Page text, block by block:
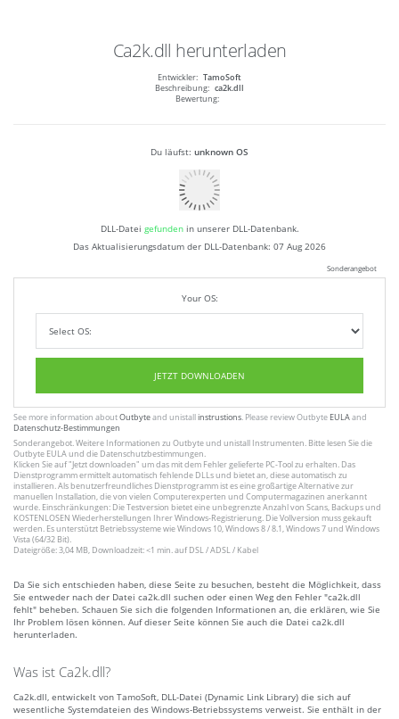
Ca2k.dll herunterladen
Entwickler: TamoSoft
Beschreibung: ca2k.dll
Bewertung:
Du läufst: unknown OS
DLL-Datei gefunden in unserer DLL-Datenbank.
Das Aktualisierungsdatum der DLL-Datenbank: 07 Aug 2026
Sonderangebot
Your OS:
JETZT DOWNLOADEN
See more information aboutOutbyteand unistallinstrustions. Please review Outbyte EULAand
Datenschutz-Bestimmungen
Sonderangebot. Weitere Informationen zu Outbyteund unistall Instrumenten. Bitte lesen Sie die
Outbyte EULAund die Datenschutzbestimmungen.
Klicken Sie auf"Jetzt downloaden" um das mit dem Fehler gelieferte PC-Tool zu erhalten. Das
Dienstprogramm ermittelt automatisch fehlende DLLs und bietet an, diese automatisch zu
installieren. Als benutzerfreundliches Dienstprogramm ist es eine großartige Alternative zur
manuellen Installation, die von vielen Computerexperten und Computermagazinen anerkannt
wurde. Einschränkungen: Die Testversion bietet eine unbegrenzte Anzahl von Scans, Backups und
KOSTENLOSEN Wiederherstellungen Ihrer Windows-Registrierung. Die Vollversion muss gekauft
werden. Es unterstützt Betriebssysteme wie Windows 10, Windows 8 / 8.1, Windows 7 und Windows
Vista (64/32 Bit).
Dateigröße: 3,04 MB, Downloadzeit: <1 min. auf DSL / ADSL / Kabel
Da Sie sich entschieden haben, diese Seite zu besuchen, besteht die Möglichkeit, dass
Sie entweder nach der Datei ca2k.dll suchen oder einen Weg den Fehler "ca2k.dll
fehlt" beheben. Schauen Sie sich die folgenden Informationen an, die erklären, wie Sie
Ihr Problem lösen können. Auf dieser Seite können Sie auch die Datei ca2k.dll
herunterladen.
Was ist Ca2k.dll?
Ca2k.dll, entwickelt von TamoSoft, DLL-Datei (Dynamic Link Library) die sich auf
wesentliche Systemdateien des Windows-Betriebssystems verweist. Sie enthält in der